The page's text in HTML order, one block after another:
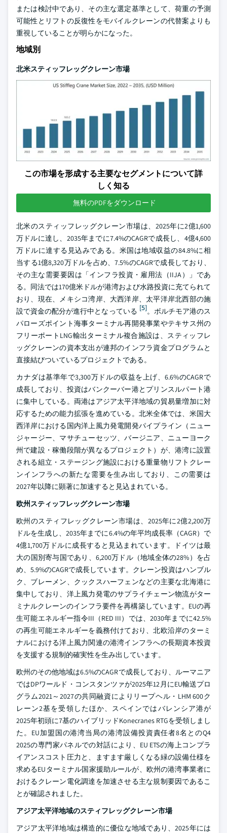
または検討中であり、その主な選定基準として、荷重の予測
可能性とリフトの反復性をモバイルクレーンの代替案よりも
重視していることが明らかになった。
地域別
北米スティッフレッグクレーン市場
この市場を形成する主要なセグメントについて詳
しく知る
無料のPDFをダウンロード
北米のスティッフレッグクレーン市場は、2025年に2億1,600
万ドルに達し、2035年までに7.4%のCAGRで成長し、4億4,600
万ドルに達する見込みである。米国は地域収益の84.8%に相
当する1億8,320万ドルを占め、7.5%のCAGRで成長しており、
その主な需要要因は「インフラ投資・雇用法（IIJA）」であ
る。同法では170億米ドルが港湾および水路投資に充てられて
おり、現在、メキシコ湾岸、大西洋岸、太平洋岸北西部の施
設で資金の配分が進行中となっている [5]。ボルチモア港のス
パローズポイント海事ターミナル再開発事業やテキサス州の
フリーポートLNG輸出ターミナル複合施設は、スティッフレ
ッグクレーンの資本支出が連邦のインフラ資金プログラムと
直接結びついているプロジェクトである。
カナダは基準年で3,300万ドルの収益を上げ、6.6%のCAGRで
成長しており、投資はバンクーバー港とプリンスルパート港
に集中している。両港はアジア太平洋地域の貿易量増加に対
応するための能力拡張を進めている。北米全体では、米国大
西洋岸における国内洋上風力発電開発パイプライン（ニュー
ジャージー、マサチューセッツ、バージニア、ニューヨーク
州で建設・稼働段階が異なるプロジェクト）が、港湾に設置
される組立・ステージング施設における重量物リフトクレー
ンインフラへの新たな需要を生み出しており、この需要は
2027年以降に顕著に加速すると見込まれている。
欧州スティッフレッグクレーン市場
欧州のスティフレッグクレーン市場は、2025年に2億2,200万
ドルを生成し、2035年までに6.4%の年平均成長率（CAGR）で
4億1,700万ドルに成長すると見込まれています。ドイツは最
大の国別寄与国であり、6,200万ドル（地域全体の28%）を占
め、5.9%のCAGRで成長しています。クレーン投資はハンブル
ク、ブレーメン、クックスハーフェンなどの主要な北海港に
集中しており、洋上風力発電のサプライチェーン物流がター
ミナルクレーンのインフラ要件を再構築しています。EUの再
生可能エネルギー指令III（RED III）では、2030年までに42.5%
の再生可能エネルギーを義務付けており、北欧沿岸のターミ
ナルにおける洋上風力関連の港湾インフラへの長期資本投資
を支援する規制的確実性を生み出しています。
欧州のその他地域は6.5%のCAGRで成長しており、ルーマニア
ではDPワールド・コンスタンツァが2025年12月にEU輸送プロ
グラム2021～2027の共同融資によりリープヘル・LHM 600ク
レーン2基を受領したほか、スペインではバレンシア港が
2025年初頭に7基のハイブリッドKonecranes RTGを受領しまし
た。EU加盟国の港湾当局の港湾設備投資責任者8名とのQ4
2025の専門家パネルでの対話により、EU ETSの海上コンプラ
イアンスコスト圧力と、ますます厳しくなる緑の設備仕様を
求めるEUターミナル国家援助ルールが、欧州の港湾事業者に
おけるクレーン電化調達を加速させる主な規制要因であるこ
とが確認されました。
アジア太平洋地域のスティフレッグクレーン市場
アジア太平洋地域は構造的に優位な地域であり、2025年には